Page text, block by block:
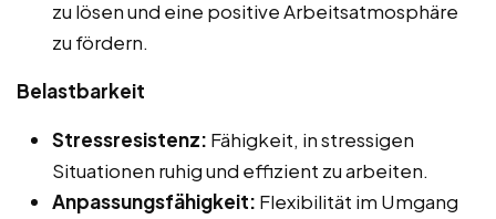
zu lösen und eine positive Arbeitsatmosphäre
zu fördern.
Belastbarkeit
Stressresistenz: Fähigkeit, in stressigen
Situationen ruhig und effizient zu arbeiten.
Anpassungsfähigkeit: Flexibilität im Umgang